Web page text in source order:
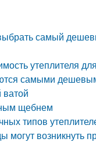
самый
утеплителя
самыми
ватой
щебнем
типов
могут возникнуть